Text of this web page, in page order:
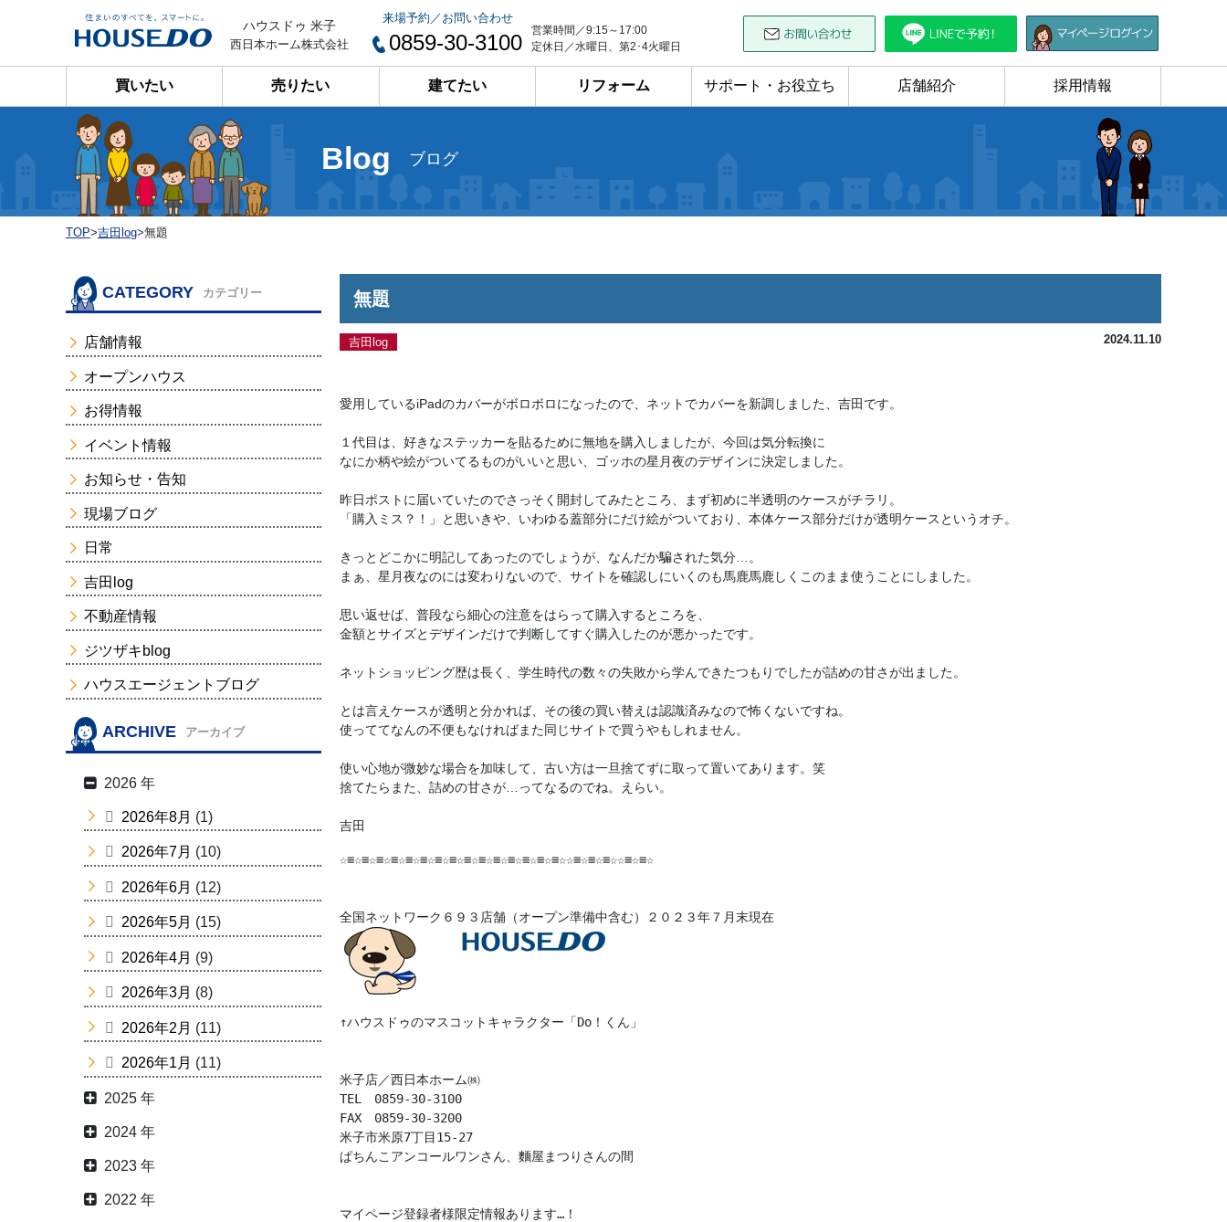
ハウスドゥ 米子
西日本ホーム株式会社
来場予約／お問い合わせ
0859-30-3100
営業時間／9:15～17:00
定休日／水曜日、第2･4火曜日
買いたい 売りたい 建てたい リフォーム サポート・お役立ち 店舗紹介 採用情報
Blog ブログ
TOP>吉田log>無題
無題
吉田log 2024.11.10
愛用しているiPadのカバーがボロボロになったので、ネットでカバーを新調しました、吉田です。
１代目は、好きなステッカーを貼るために無地を購入しましたが、今回は気分転換に
なにか柄や絵がついてるものがいいと思い、ゴッホの星月夜のデザインに決定しました。
昨日ポストに届いていたのでさっそく開封してみたところ、まず初めに半透明のケースがチラリ。
「購入ミス？！」と思いきや、いわゆる蓋部分にだけ絵がついており、本体ケース部分だけが透明ケースというオチ。
きっとどこかに明記してあったのでしょうが、なんだか騙された気分…。
まぁ、星月夜なのには変わりないので、サイトを確認しにいくのも馬鹿馬鹿しくこのまま使うことにしました。
思い返せば、普段なら細心の注意をはらって購入するところを、
金額とサイズとデザインだけで判断してすぐ購入したのが悪かったです。
ネットショッピング歴は長く、学生時代の数々の失敗から学んできたつもりでしたが詰めの甘さが出ました。
とは言えケースが透明と分かれば、その後の買い替えは認識済みなので怖くないですね。
使っててなんの不便もなければまた同じサイトで買うやもしれません。
使い心地が微妙な場合を加味して、古い方は一旦捨てずに取って置いてあります。笑
捨てたらまた、詰めの甘さが…ってなるのでね。えらい。
吉田
☆≡☆≡☆≡☆≡☆≡☆≡☆≡☆≡☆≡☆≡☆≡☆≡☆≡☆≡☆≡☆☆≡☆≡☆≡☆☆≡☆≡☆
全国ネットワーク６９３店舗（オープン準備中含む）２０２３年７月末現在
↑ハウスドゥのマスコットキャラクター「Do！くん」
米子店／西日本ホーム㈱
TEL　0859-30-3100
FAX　0859-30-3200
米子市米原7丁目15-27
ぱちんこアンコールワンさん、麵屋まつりさんの間
マイページ登録者様限定情報あります…！
CATEGORY カテゴリー
店舗情報
オープンハウス
お得情報
イベント情報
お知らせ・告知
現場ブログ
日常
吉田log
不動産情報
ジツザキblog
ハウスエージェントブログ
ARCHIVE アーカイブ
2026 年
2026年8月 (1)
2026年7月 (10)
2026年6月 (12)
2026年5月 (15)
2026年4月 (9)
2026年3月 (8)
2026年2月 (11)
2026年1月 (11)
2025 年
2024 年
2023 年
2022 年